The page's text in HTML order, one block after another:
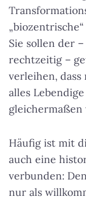
Sie sollen der
rechtzeitig –
verleihen,
alles
gleichermaßen
Häufig ist mit
auch eine
verbunden:
nur als